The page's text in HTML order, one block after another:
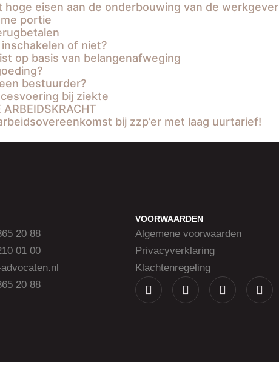
eisen aan de onderbouwing van de werkgever
portie
of niet?
op basis van belangenafweging
bestuurder?
bij ziekte
ARBEIDSKRACHT
bij zzp’er met laag uurtarief!
20 88
01 00
20 88
VOORWAARDEN
Algemene voorwaarden
Privacyverklaring
Klachtenregeling